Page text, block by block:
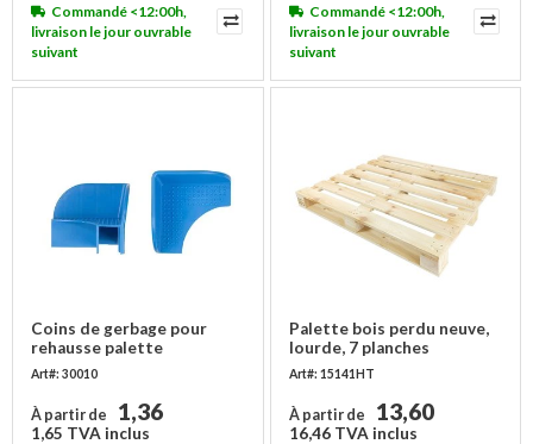
Commandé <12:00h,
livraison le jour ouvrable
suivant
Commandé <12:00h,
livraison le jour ouvrable
suivant
Coins de gerbage pour
rehausse palette
Art#: 30010
À partir de 1,36
1,65 TVA inclus
Palette bois perdu neuve,
lourde, 7 planches
Art#: 15141HT
À partir de 13,60
16,46 TVA inclus